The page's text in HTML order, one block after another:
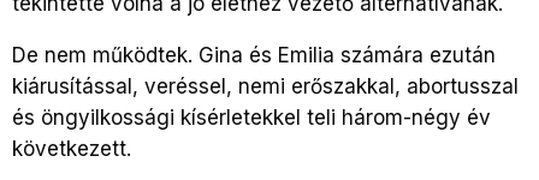
De nem működtek. Gina és Emilia számára ezután
kiárusítással, veréssel, nemi erőszakkal, abortusszal
és öngyilkossági kísérletekkel teli három-négy év
következett.